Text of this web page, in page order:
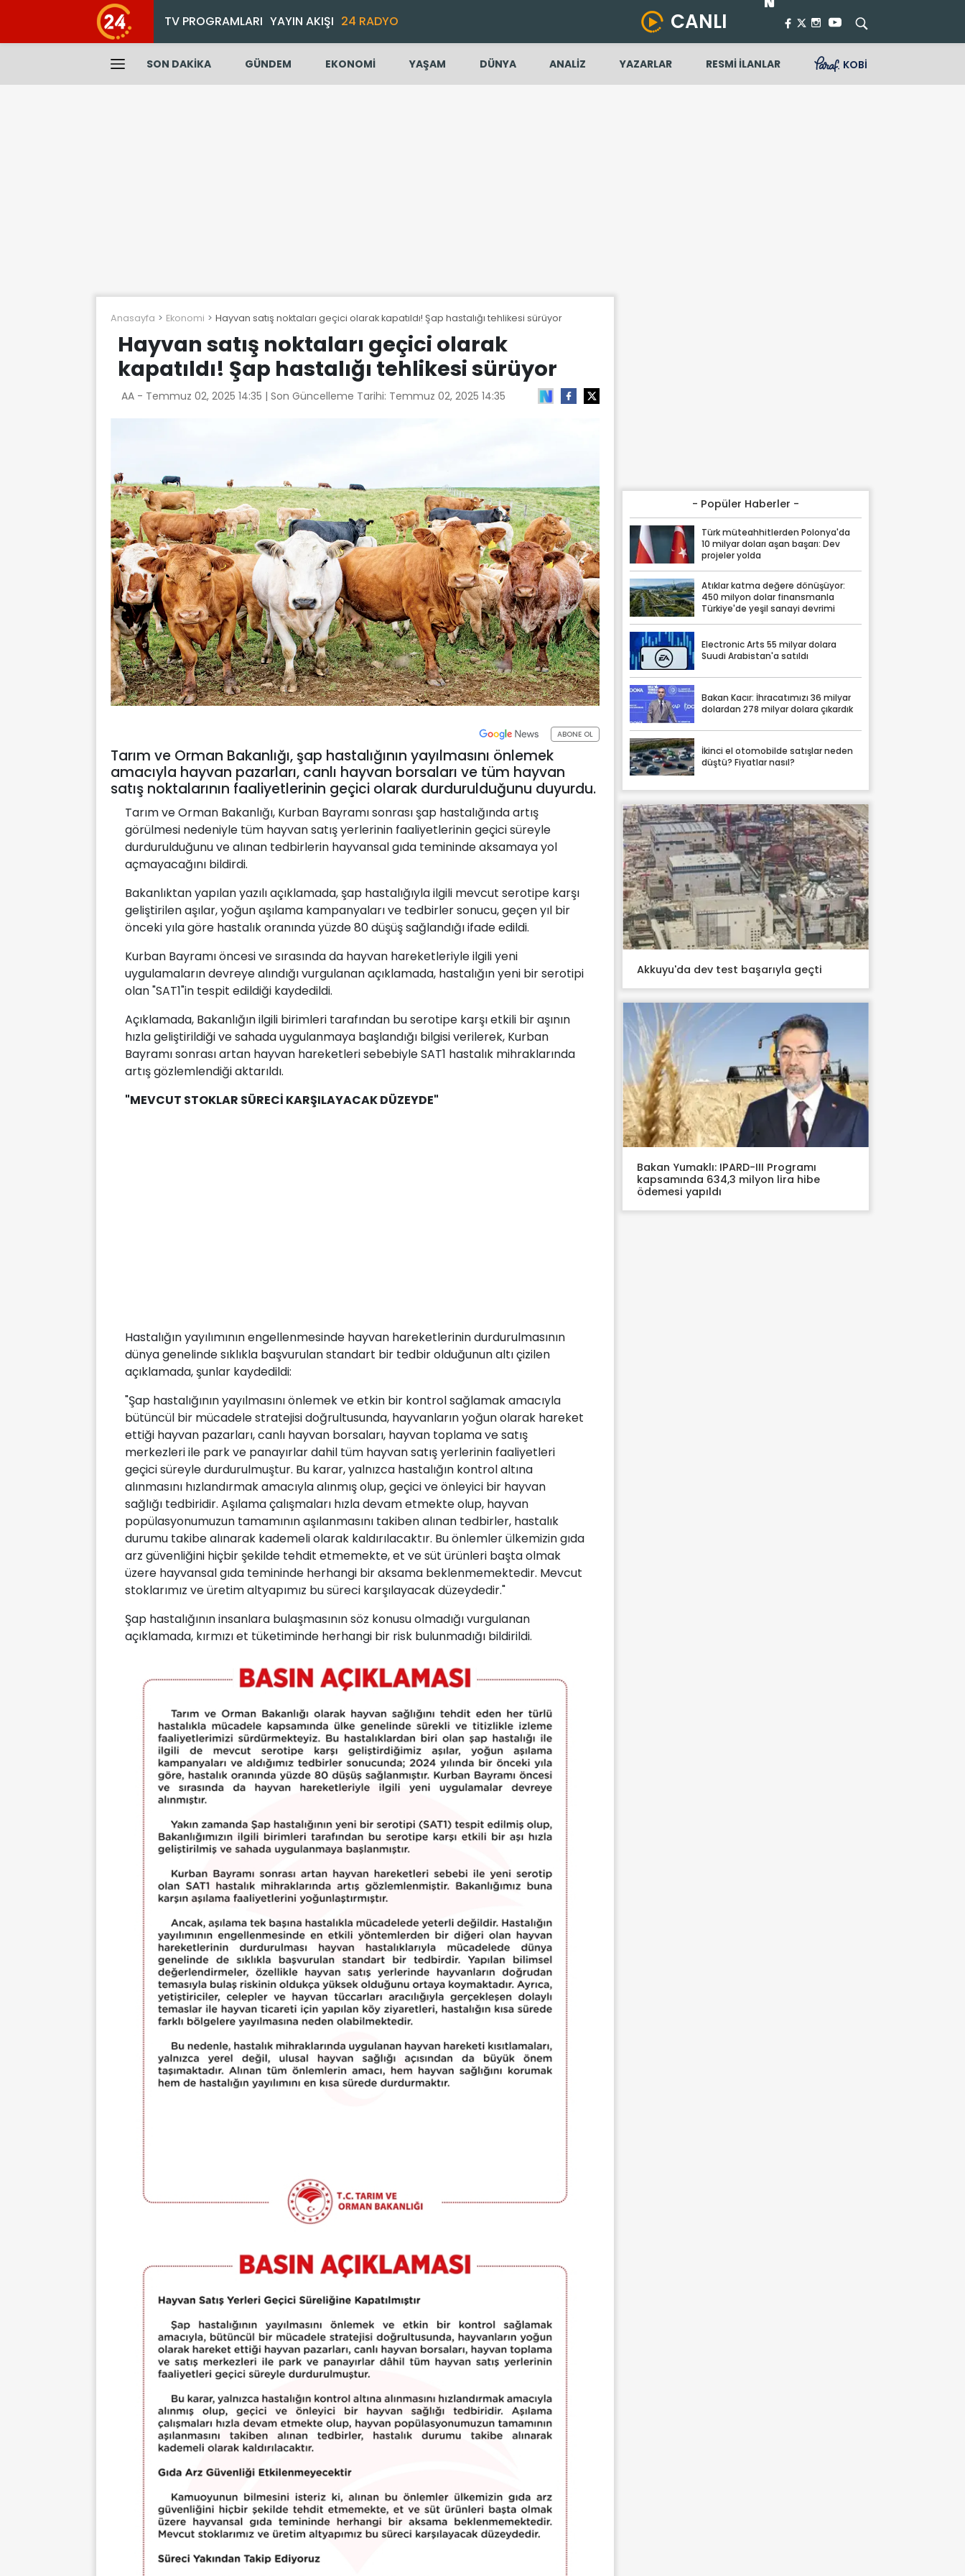
TV PROGRAMLARI YAYIN AKIŞI 24 RADYO CANLI
SON DAKİKA GÜNDEM EKONOMİ YAŞAM DÜNYA ANALİZ YAZARLAR RESMİ İLANLAR KOBİ
Anasayfa Ekonomi Hayvan satış noktaları geçici olarak kapatıldı! Şap hastalığı tehlikesi sürüyor
Hayvan satış noktaları geçici olarak
kapatıldı! Şap hastalığı tehlikesi sürüyor
AA - Temmuz 02, 2025 14:35 | Son Güncelleme Tarihi: Temmuz 02, 2025 14:35
ABONE OL
Tarım ve Orman Bakanlığı, şap hastalığının yayılmasını önlemek
amacıyla hayvan pazarları, canlı hayvan borsaları ve tüm hayvan
satış noktalarının faaliyetlerinin geçici olarak durdurulduğunu duyurdu.
Tarım ve Orman Bakanlığı, Kurban Bayramı sonrası şap hastalığında artış
görülmesi nedeniyle tüm hayvan satış yerlerinin faaliyetlerinin geçici süreyle
durdurulduğunu ve alınan tedbirlerin hayvansal gıda temininde aksamaya yol
açmayacağını bildirdi.
Bakanlıktan yapılan yazılı açıklamada, şap hastalığıyla ilgili mevcut serotipe karşı
geliştirilen aşılar, yoğun aşılama kampanyaları ve tedbirler sonucu, geçen yıl bir
önceki yıla göre hastalık oranında yüzde 80 düşüş sağlandığı ifade edildi.
Kurban Bayramı öncesi ve sırasında da hayvan hareketleriyle ilgili yeni
uygulamaların devreye alındığı vurgulanan açıklamada, hastalığın yeni bir serotipi
olan "SAT1"in tespit edildiği kaydedildi.
Açıklamada, Bakanlığın ilgili birimleri tarafından bu serotipe karşı etkili bir aşının
hızla geliştirildiği ve sahada uygulanmaya başlandığı bilgisi verilerek, Kurban
Bayramı sonrası artan hayvan hareketleri sebebiyle SAT1 hastalık mihraklarında
artış gözlemlendiği aktarıldı.
"MEVCUT STOKLAR SÜRECİ KARŞILAYACAK DÜZEYDE"
Hastalığın yayılımının engellenmesinde hayvan hareketlerinin durdurulmasının
dünya genelinde sıklıkla başvurulan standart bir tedbir olduğunun altı çizilen
açıklamada, şunlar kaydedildi:
"Şap hastalığının yayılmasını önlemek ve etkin bir kontrol sağlamak amacıyla
bütüncül bir mücadele stratejisi doğrultusunda, hayvanların yoğun olarak hareket
ettiği hayvan pazarları, canlı hayvan borsaları, hayvan toplama ve satış
merkezleri ile park ve panayırlar dahil tüm hayvan satış yerlerinin faaliyetleri
geçici süreyle durdurulmuştur. Bu karar, yalnızca hastalığın kontrol altına
alınmasını hızlandırmak amacıyla alınmış olup, geçici ve önleyici bir hayvan
sağlığı tedbiridir. Aşılama çalışmaları hızla devam etmekte olup, hayvan
popülasyonumuzun tamamının aşılanmasını takiben alınan tedbirler, hastalık
durumu takibe alınarak kademeli olarak kaldırılacaktır. Bu önlemler ülkemizin gıda
arz güvenliğini hiçbir şekilde tehdit etmemekte, et ve süt ürünleri başta olmak
üzere hayvansal gıda temininde herhangi bir aksama beklenmemektedir. Mevcut
stoklarımız ve üretim altyapımız bu süreci karşılayacak düzeydedir."
Şap hastalığının insanlara bulaşmasının söz konusu olmadığı vurgulanan
açıklamada, kırmızı et tüketiminde herhangi bir risk bulunmadığı bildirildi.
- Popüler Haberler -
Türk müteahhitlerden Polonya'da
10 milyar doları aşan başarı: Dev
projeler yolda
Atıklar katma değere dönüşüyor:
450 milyon dolar finansmanla
Türkiye'de yeşil sanayi devrimi
Electronic Arts 55 milyar dolara
Suudi Arabistan'a satıldı
Bakan Kacır: İhracatımızı 36 milyar
dolardan 278 milyar dolara çıkardık
İkinci el otomobilde satışlar neden
düştü? Fiyatlar nasıl?
Akkuyu'da dev test başarıyla geçti
Bakan Yumaklı: IPARD-III Programı
kapsamında 634,3 milyon lira hibe
ödemesi yapıldı